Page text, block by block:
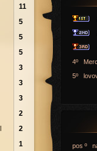
11
5
5
5
3
3
3
2
2
1
4º
5º
pos º